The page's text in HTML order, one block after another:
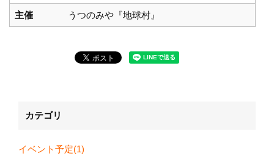
主催 うつのみや『地球村』
カテゴリ
イベント予定(1)